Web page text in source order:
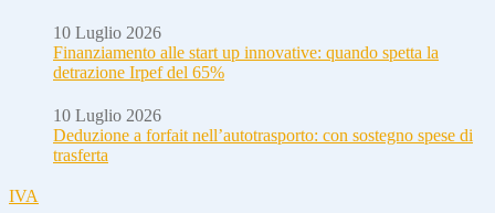
10 Luglio 2026
Finanziamento alle start up innovative: quando spetta la
detrazione Irpef del 65%
10 Luglio 2026
Deduzione a forfait nell’autotrasporto: con sostegno spese di
trasferta
IVA